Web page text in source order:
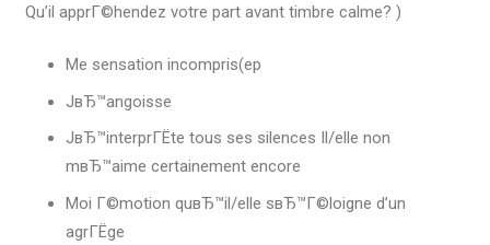
Qu’il apprГ©hendez votre part avant timbre calme? )
Me sensation incompris(ep
JвЂ™angoisse
JвЂ™interprГЁte tous ses silences Il/elle non
mвЂ™aime certainement encore
Moi Г©motion quвЂ™il/elle sвЂ™Г©loigne d’un
agrГЁge